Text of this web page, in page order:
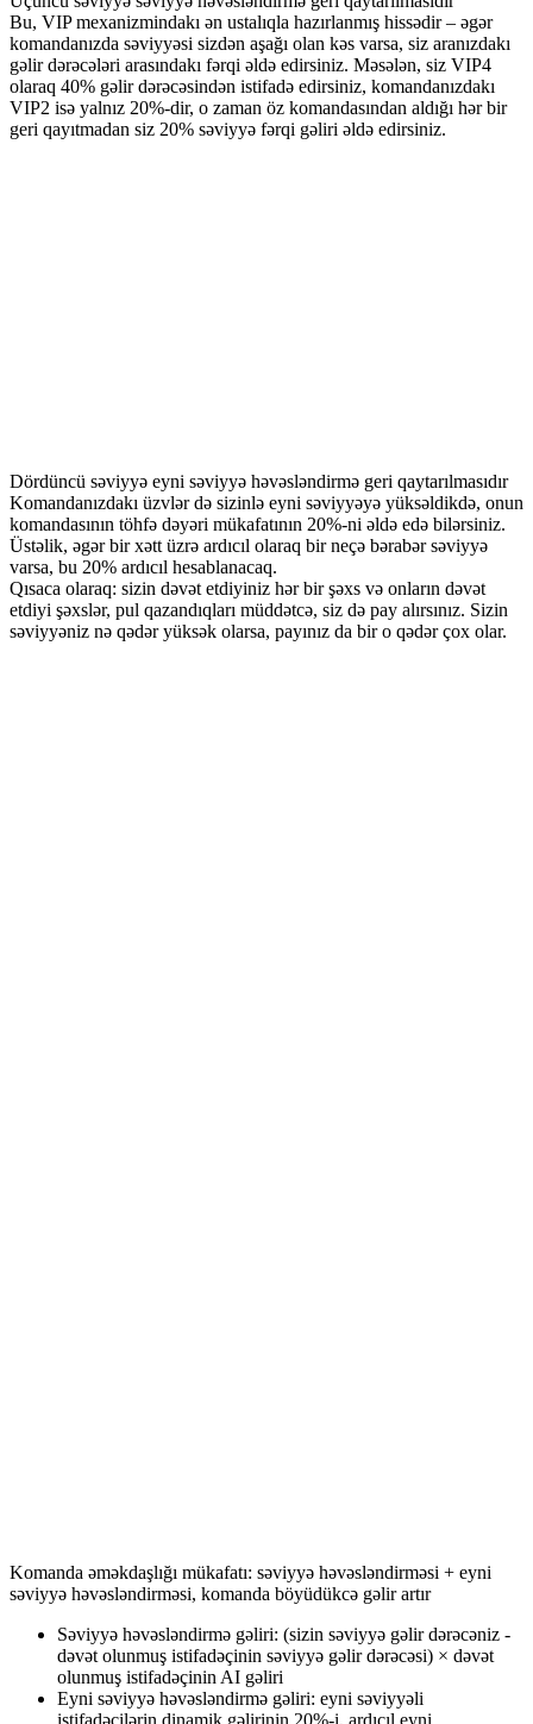
Bu, VIP mexanizmindakı ən ustalıqla hazırlanmış hissədir – əgər
komandanızda səviyyəsi sizdən aşağı olan kəs varsa, siz aranızdakı
gəlir dərəcələri arasındakı fərqi əldə edirsiniz. Məsələn, siz VIP4
olaraq 40% gəlir dərəcəsindən istifadə edirsiniz, komandanızdakı
VIP2 isə yalnız 20%-dir, o zaman öz komandasından aldığı hər bir
geri qayıtmadan siz 20% səviyyə fərqi gəliri əldə edirsiniz.
Dördüncü səviyyə eyni səviyyə həvəsləndirmə geri qaytarılmasıdır
Komandanızdakı üzvlər də sizinlə eyni səviyyəyə yüksəldikdə, onun
komandasının töhfə dəyəri mükafatının 20%-ni əldə edə bilərsiniz.
Üstəlik, əgər bir xətt üzrə ardıcıl olaraq bir neçə bərabər səviyyə
varsa, bu 20% ardıcıl hesablanacaq.
Qısaca olaraq: sizin dəvət etdiyiniz hər bir şəxs və onların dəvət
etdiyi şəxslər, pul qazandıqları müddətcə, siz də pay alırsınız. Sizin
səviyyəniz nə qədər yüksək olarsa, payınız da bir o qədər çox olar.
Komanda əməkdaşlığı mükafatı: səviyyə həvəsləndirməsi + eyni
səviyyə həvəsləndirməsi, komanda böyüdükcə gəlir artır
Səviyyə həvəsləndirmə gəliri: (sizin səviyyə gəlir dərəcəniz -
dəvət olunmuş istifadəçinin səviyyə gəlir dərəcəsi) × dəvət
olunmuş istifadəçinin AI gəliri
Eyni səviyyə həvəsləndirmə gəliri: eyni səviyyəli
istifadəçilərin dinamik gəlirinin 20%-i, ardıcıl eyni